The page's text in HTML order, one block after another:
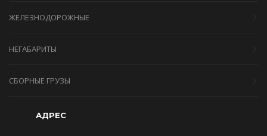
ЖЕЛЕЗНОДОРОЖНЫЕ
НЕГАБАРИТЫ
СБОРНЫЕ ГРУЗЫ
АДРЕС